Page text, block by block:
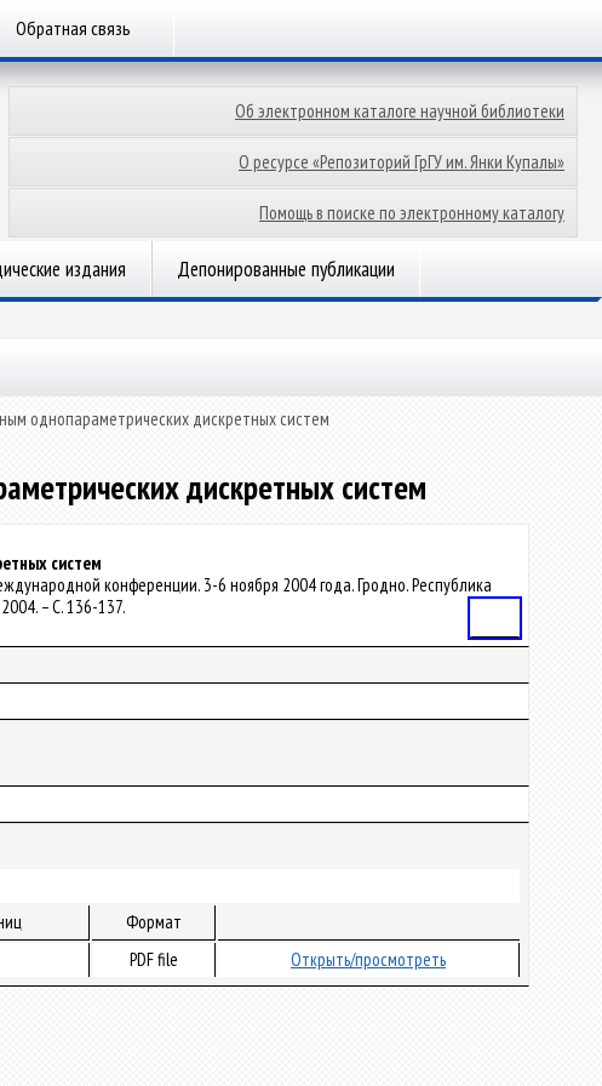
Обратная связь
Об электронном каталоге научной библиотеки
О ресурсе «Репозиторий ГрГУ им. Янки Купалы»
Помощь в поиске по электронному каталогу
издания Депонированные публикации
однопараметрических дискретных систем
дискретных систем
систем
конференции. 3-6 ноября 2004 года. Гродно. Республика
– С. 136-137.
Формат
PDF file Открыть/просмотреть